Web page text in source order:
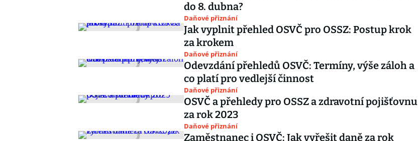
do 8. dubna?
Daňové přiznání
Jak vyplnit přehled OSVČ pro OSSZ: Postup krok
za krokem
Daňové přiznání
Odevzdání přehledů OSVČ: Termíny, výše záloh a
co platí pro vedlejší činnost
Daňové přiznání
OSVČ a přehledy pro OSSZ a zdravotní pojišťovnu
za rok 2023
Daňové přiznání
Zaměstnanec i OSVČ: Jak vyřešit daně za rok